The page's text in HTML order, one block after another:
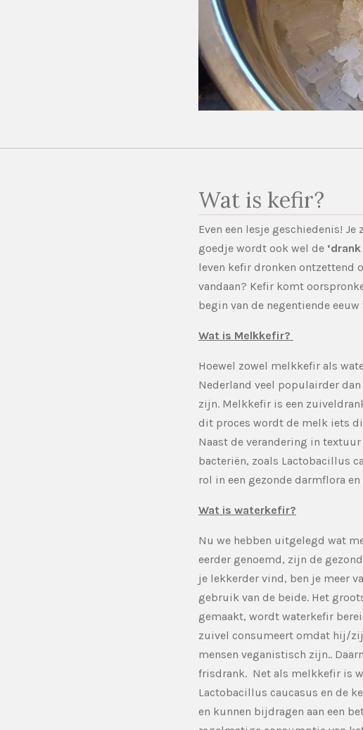
Wat is kefir?
Even een lesje geschiedenis! Je
goedje wordt ook wel de
leven kefir dronken ontzettend
vandaan? Kefir komt
begin van de negentiende eeuw
Wat is Melkkefir?
Hoewel zowel melkkefir als
Nederland veel populairder
zijn. Melkkefir is een
dit proces wordt de melk iets
Naast de verandering in
bacteriën, zoals Lactobacillus
rol in een gezonde darmflora
Wat is waterkefir?
Nu we hebben uitgelegd wat
eerder genoemd, zijn de
je lekkerder vind, ben je meer
gebruik van de beide. Het
gemaakt, wordt waterkefir
zuivel consumeert omdat hij/
mensen veganistisch zijn..
frisdrank. Net als melkkefir is
Lactobacillus caucasus en de
en kunnen bijdragen aan een